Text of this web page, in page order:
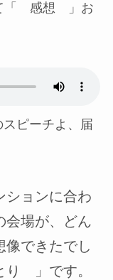
「 感想 」お
ピーチよ、届
ションに合わ
会場が、どん
像できたでし
り 」です。